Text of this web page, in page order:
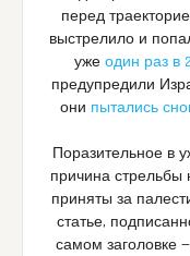
перед
выстрелило и
уже один раз в
предупредили
они пытались
Поразительное в
причина стрельбы
приняты за
статье,
самом заголовке —